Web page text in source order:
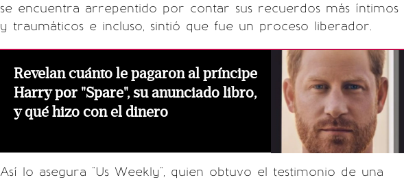
se encuentra arrepentido por contar sus recuerdos más íntimos
y traumáticos e incluso, sintió que fue un proceso liberador.
Revelan cuánto le pagaron al príncipe
Harry por "Spare", su anunciado libro,
y qué hizo con el dinero
Así lo asegura "Us Weekly", quien obtuvo el testimonio de una